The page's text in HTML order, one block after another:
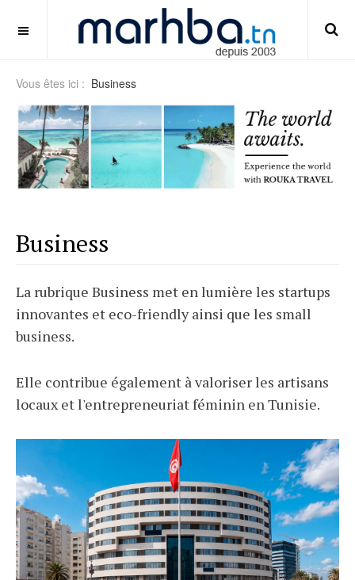
panduan-live-betting-bola-pemula
OFF CANVAS
Vous êtes ici : Business
Business
La rubrique Business met en lumière les startups
innovantes et eco-friendly ainsi que les small
business.
Elle contribue également à valoriser les artisans
locaux et l'entrepreneuriat féminin en Tunisie.